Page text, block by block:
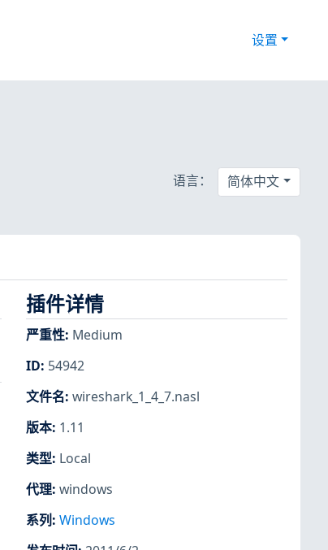
设置
语言： 简体中文
插件详情
严重性: Medium
ID: 54942
文件名: wireshark_1_4_7.nasl
版本: 1.11
类型: Local
代理: windows
系列 : Windows